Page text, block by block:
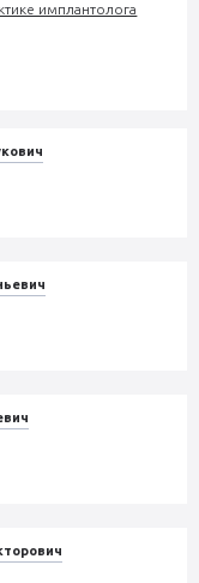
имплантолога